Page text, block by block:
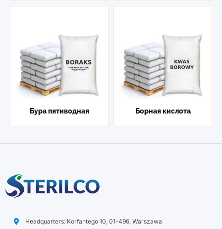
Бура пятиводная Борная кислота
Headquarters: Korfantego 10, 01-496, Warszawa